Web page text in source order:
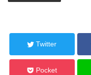
Twitter
Pocket